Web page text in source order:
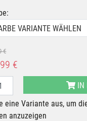
VARIANTE WÄHLEN
€
€
IN
eine Variante aus, um
anzuzeigen